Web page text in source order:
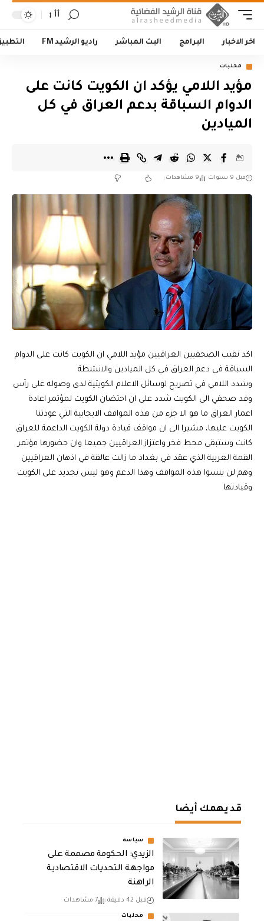
أأ
اخر الاخبار البرامج البث المباشر راديو الرشيد FM
محليات
مؤيد اللامي يؤكد ان الكويت كانت على
الدوام السباقة بدعم العراق في كل
الميادين
قبل 9 سنوات 9 مشاهدات
اكد نقيب الصحفيين العراقيين مؤيد اللامي ان الكويت كانت على الدوام
السباقة في دعم العراق في كل الميادين والانشطة
وشدد اللامي في تصريح لوسائل الاعلام الكويتية لدى وصوله على رأس
وفد صحفي الى الكويت شدد على ان احتضان الكويت لمؤتمر اعادة
اعمار العراق ما هو الا جزء من هذه المواقف الايجابية التي عودتنا
الكويت عليها، مشيرا الى ان مواقف قيادة دولة الكويت الداعمة للعراق
كانت وستبقى محط فخر واعتزاز العراقيين جميعا وان حضورها مؤتمر
القمة العربية الذي عقد في بغداد ما زالت عالقة في اذهان العراقيين
وهم لن ينسوا هذه المواقف وهذا الدعم وهو ليس بجديد على الكويت
وقيادتها
قد يهمك أيضا
سياسة
الزيدي: الحكومة مصممة على
مواجهة التحديات الاقتصادية
الراهنة
قبل 42 دقيقة 7 مشاهدات
محليات